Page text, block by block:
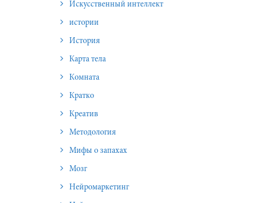
Искусственный интеллект
истории
История
Карта тела
Комната
Кратко
Креатив
Методология
Мифы о запахах
Мозг
Нейромаркетинг